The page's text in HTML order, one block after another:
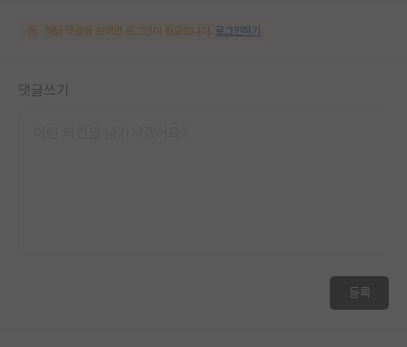
해당 댓글을 보려면 로그인이 필요합니다. 로그인하기
댓글쓰기
등록